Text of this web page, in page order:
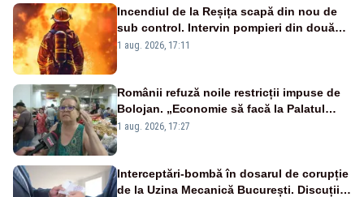
Incendiul de la Reșița scapă din nou de
sub control. Intervin pompieri din două
județe și un elicopter
1 aug. 2026, 17:11
Românii refuză noile restricții impuse de
Bolojan. „Economie să facă la Palatul
Victoria!”
1 aug. 2026, 17:27
Interceptări-bombă în dosarul de corupție
de la Uzina Mecanică București. Discuții